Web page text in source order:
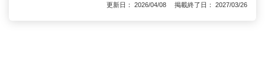
更新日： 2026/04/08 掲載終了日： 2027/03/26